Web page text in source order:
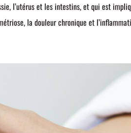
l’utérus et les intestins, et qui est
la douleur chronique et